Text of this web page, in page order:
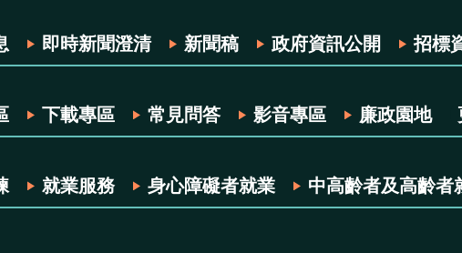
即時新聞澄清 新聞稿 政府資訊公開 招標
下載專區 常見問答 影音專區 廉政園地
就業服務 身心障礙者就業 中高齡者及高齡者